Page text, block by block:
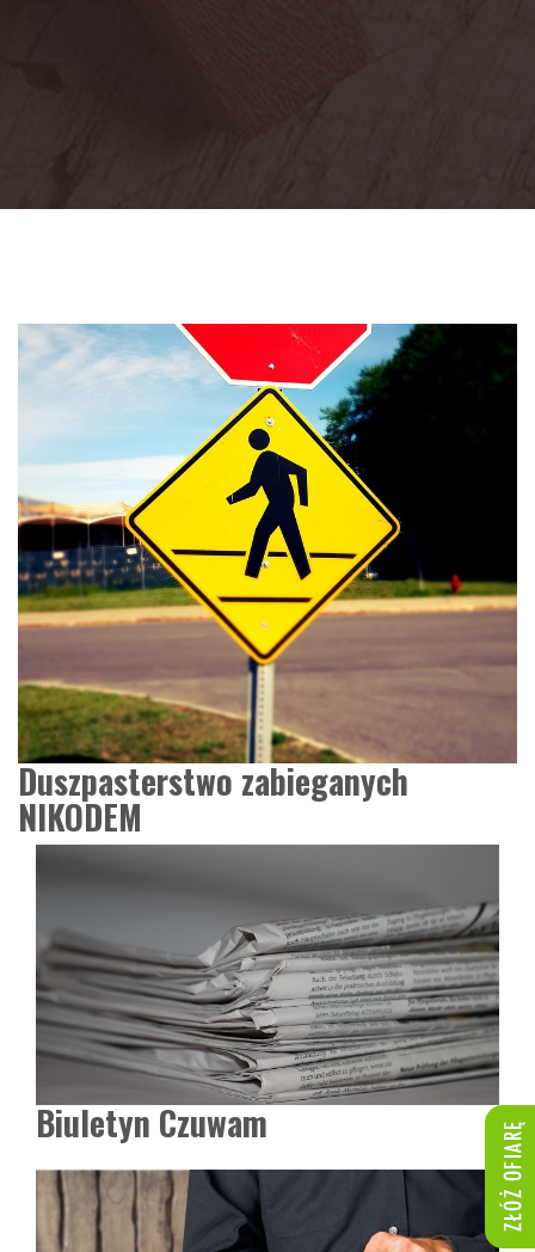
Duszpasterstwo zabieganych
NIKODEM
Biuletyn Czuwam